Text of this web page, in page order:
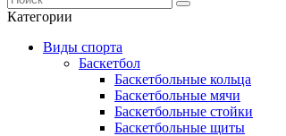
Категории
Виды спорта
Баскетбол
Баскетбольные кольца
Баскетбольные мячи
Баскетбольные стойки
Баскетбольные щиты